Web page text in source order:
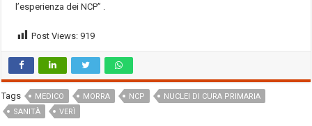
l’esperienza dei NCP” .
Post Views: 919
Tags MEDICO MORRA NCP
NUCLEI DI CURA PRIMARIA
SANITÀ
VERÌ